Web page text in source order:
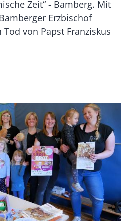
Zeit“ - Bamberg. Mit
Erzbischof
von Papst Franziskus